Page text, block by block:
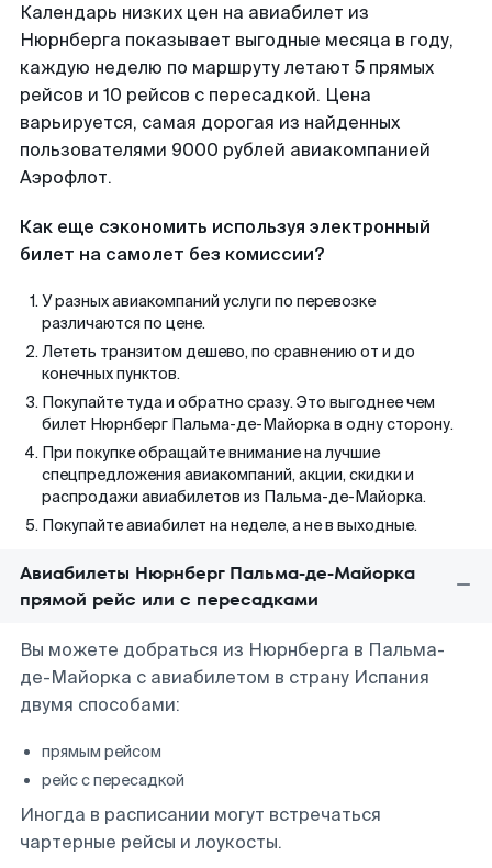
Календарь низких цен на авиабилет из
Нюрнберга показывает выгодные месяца в году,
каждую неделю по маршруту летают 5 прямых
рейсов и 10 рейсов с пересадкой. Цена
варьируется, самая дорогая из найденных
пользователями 9000 рублей авиакомпанией
Аэрофлот.
Как еще сэкономить используя электронный
билет на самолет без комиссии?
У разных авиакомпаний услуги по перевозке
различаются по цене.
Лететь транзитом дешево, по сравнению от и до
конечных пунктов.
Покупайте туда и обратно сразу. Это выгоднее чем
билет Нюрнберг Пальма-де-Майорка в одну сторону.
При покупке обращайте внимание на лучшие
спецпредложения авиакомпаний, акции, скидки и
распродажи авиабилетов из Пальма-де-Майорка.
Покупайте авиабилет на неделе, а не в выходные.
Авиабилеты Нюрнберг Пальма-де-Майорка
прямой рейс или с пересадками
Вы можете добраться из Нюрнберга в Пальма-
де-Майорка с авиабилетом в страну Испания
двумя способами:
прямым рейсом
рейс с пересадкой
Иногда в расписании могут встречаться
чартерные рейсы и лоукосты.